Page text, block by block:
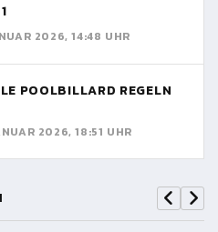
2026, 14:48 UHR
POOLBILLARD REGELN
2026, 18:51 UHR